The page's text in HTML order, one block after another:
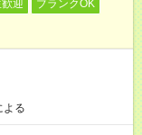
迎
ブランクOK
よる